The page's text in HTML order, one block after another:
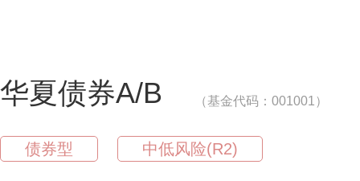
华夏债券A/B （基金代码：001001）
债券型 中低风险(R2)